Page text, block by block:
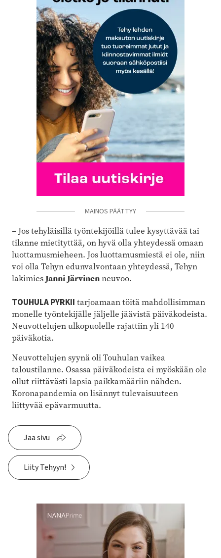
MAINOS PÄÄTTYY
– Jos tehyläisillä työntekijöillä tulee kysyttävää tai
tilanne mietityttää, on hyvä olla yhteydessä omaan
luottamusmieheen. Jos luottamusmiestä ei ole, niin
voi olla Tehyn edunvalvontaan yhteydessä, Tehyn
lakimiesJanni Järvinenneuvoo.
TOUHULA PYRKII tarjoamaan töitä mahdollisimman
monelle työntekijälle jäljelle jäävistä päiväkodeista.
Neuvottelujen ulkopuolelle rajattiin yli 140
päiväkotia.
Neuvottelujen syynä oli Touhulan vaikea
taloustilanne. Osassa päiväkodeista ei myöskään ole
ollut riittävästi lapsia paikkamääriin nähden.
Koronapandemia on lisännyt tulevaisuuteen
liittyvää epävarmuutta.
Jaa sivu
Liity Tehyyn!